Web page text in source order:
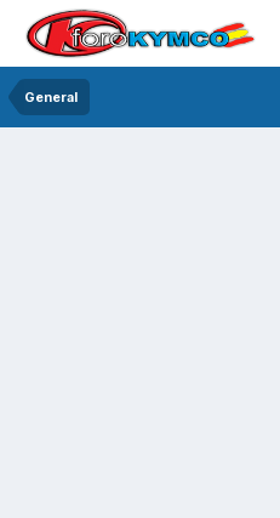
General